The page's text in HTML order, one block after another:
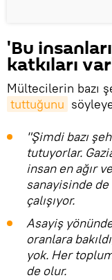
'Bu
katkıları
Mültecilerin bazı
tuttuğunu
"Şimdi bazı
tutuyorlar.
insan en ağır
sanayisinde
çalışıyor.
Asayiş
oranlara
yok. Her
de olur.